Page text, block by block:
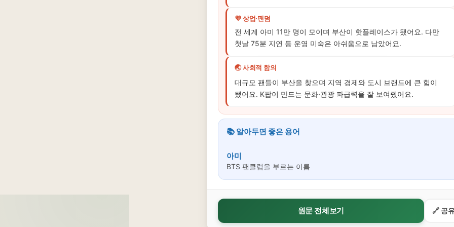
💜 상업·팬덤
전 세계 아미 11만 명이 모이며 부산이 핫플레이스가 됐어요. 다만
첫날 75분 지연 등 운영 미숙은 아쉬움으로 남았어요.
🌏 사회적 함의
대규모 팬들이 부산을 찾으며 지역 경제와 도시 브랜드에 큰 힘이
됐어요. K팝이 만드는 문화·관광 파급력을 잘 보여줬어요.
📚 알아두면 좋은 용어
아미
BTS 팬클럽을 부르는 이름
원문 전체보기 🔗 공